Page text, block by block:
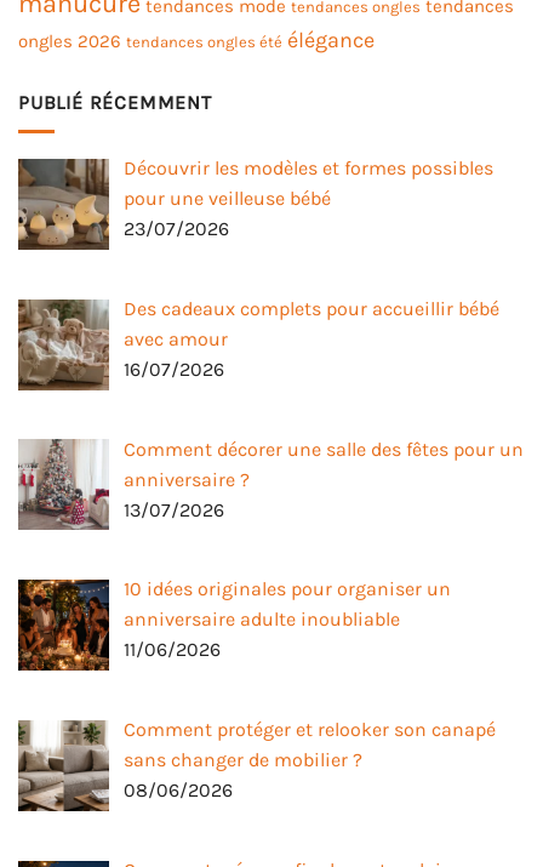
tendances mode tendances ongles tendances
ongles 2026 tendances ongles été élégance
PUBLIÉ RÉCEMMENT
Découvrir les modèles et formes possibles
pour une veilleuse bébé
23/07/2026
Des cadeaux complets pour accueillir bébé
avec amour
16/07/2026
Comment décorer une salle des fêtes pour un
anniversaire ?
13/07/2026
10 idées originales pour organiser un
anniversaire adulte inoubliable
11/06/2026
Comment protéger et relooker son canapé
sans changer de mobilier ?
08/06/2026